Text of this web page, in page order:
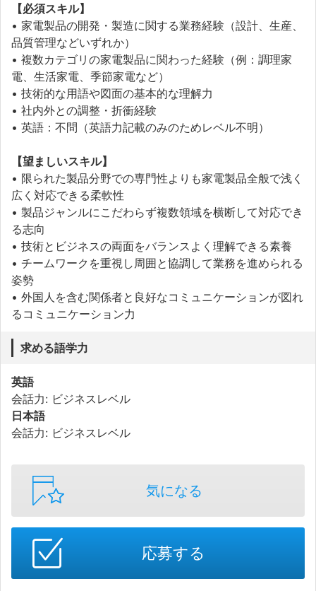
【必須スキル】
• 家電製品の開発・製造に関する業務経験（設計、生産、
品質管理などいずれか）
• 複数カテゴリの家電製品に関わった経験（例：調理家
電、生活家電、季節家電など）
• 技術的な用語や図面の基本的な理解力
• 社内外との調整・折衝経験
• 英語：不問（英語力記載のみのためレベル不明）
【望ましいスキル】
• 限られた製品分野での専門性よりも家電製品全般で浅く
広く対応できる柔軟性
• 製品ジャンルにこだわらず複数領域を横断して対応でき
る志向
• 技術とビジネスの両面をバランスよく理解できる素養
• チームワークを重視し周囲と協調して業務を進められる
姿勢
• 外国人を含む関係者と良好なコミュニケーションが図れ
るコミュニケーション力
求める語学力
英語
会話力: ビジネスレベル
日本語
会話力: ビジネスレベル
気になる
応募する